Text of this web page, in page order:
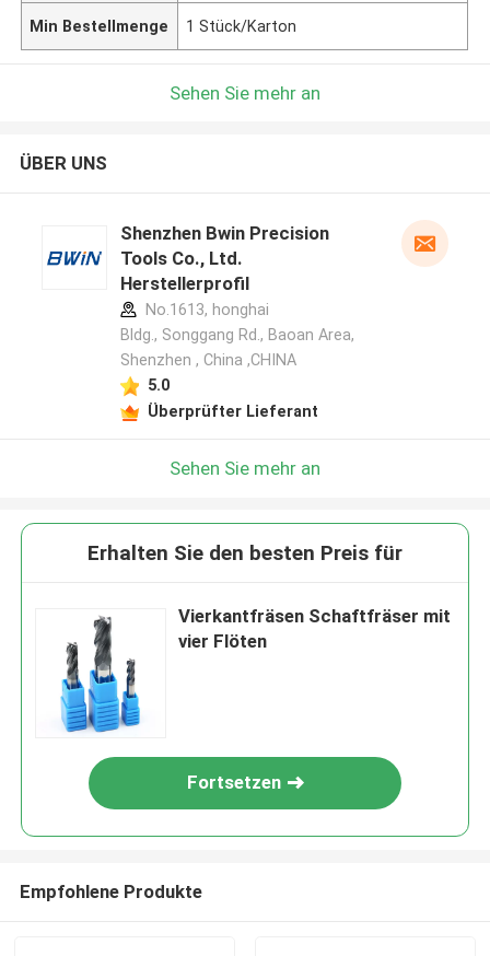
Min Bestellmenge 1 Stück/Karton
Sehen Sie mehr an
ÜBER UNS
Shenzhen Bwin Precision
Tools Co., Ltd.
Herstellerprofil
No.1613, honghai
Bldg., Songgang Rd., Baoan Area,
Shenzhen , China ,CHINA
5.0
Überprüfter Lieferant
Sehen Sie mehr an
Erhalten Sie den besten Preis für
Vierkantfräsen Schaftfräser mit
vier Flöten
Fortsetzen
Empfohlene Produkte